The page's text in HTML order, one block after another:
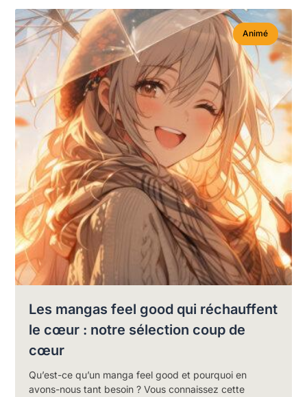
Animé
Les mangas feel good qui réchauffent
le cœur : notre sélection coup de
cœur
Qu’est-ce qu’un manga feel good et pourquoi en
avons-nous tant besoin ? Vous connaissez cette